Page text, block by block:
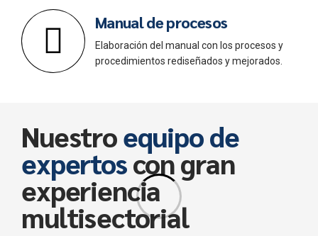
Manual de procesos
Elaboración del manual con los procesos y
procedimientos rediseñados y mejorados.
Nuestroequipo de
expertoscon gran
experiencia
multisectorial